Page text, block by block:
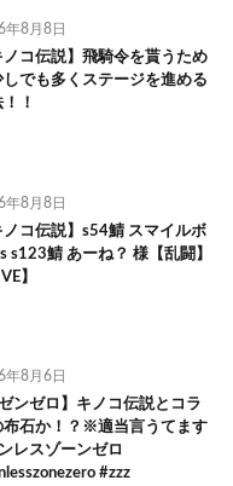
年8月8日
ノコ伝説】飛騎令を貰うため
しでも多くステージを進める
！
年8月8日
ノコ伝説】s54鯖 スマイルボ
s123鯖 あーね？ 様【乱闘】
】
年8月6日
ゼンゼロ】キノコ伝説とコラ
布石か！？※適当言うてます
レスゾーンゼロ
#zzz